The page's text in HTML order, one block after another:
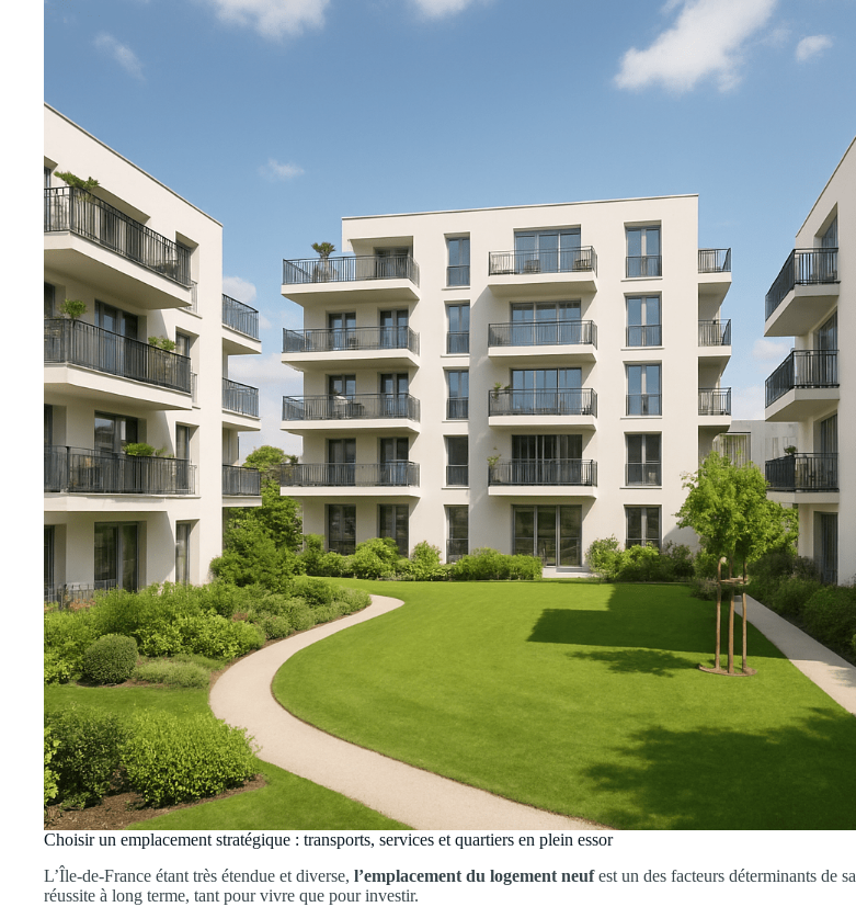
Choisir un emplacement stratégique : transports, services et quartiers en plein essor
L’Île-de-France étant très étendue et diverse, l’emplacement du logement neufest un des facteurs déterminants de sa
réussite à long terme, tant pour vivre que pour investir.